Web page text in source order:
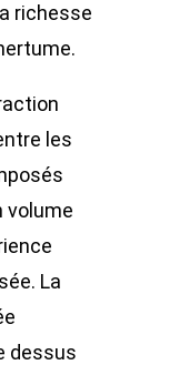
richesse
les
volume
La
dessus